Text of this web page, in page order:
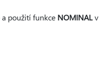
použití funkce NOMINAL